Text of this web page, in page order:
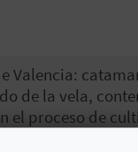
Valencia:
de la vela,
el proceso de